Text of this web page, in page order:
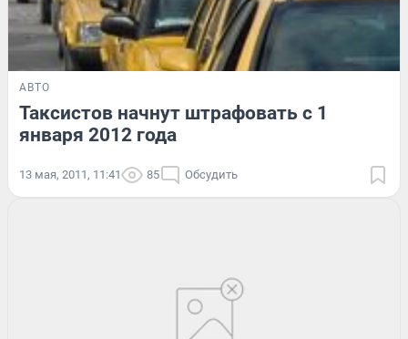
АВТО
Таксистов начнут штрафовать с 1
января 2012 года
13 мая, 2011, 11:41 85 Обсудить